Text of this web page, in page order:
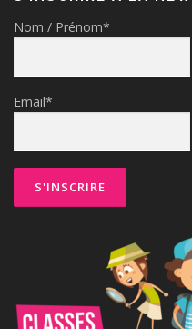
Nom / Prénom*
Email*